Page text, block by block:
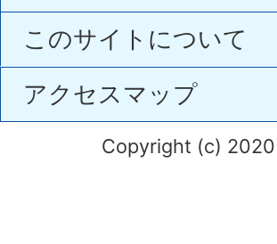
このサイトについて
アクセスマップ
Copyright (c)